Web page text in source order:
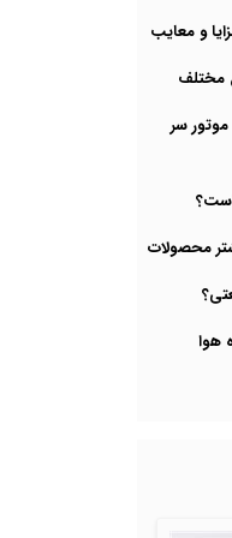
و معایب
مختلف
سر
محصولات
هوا